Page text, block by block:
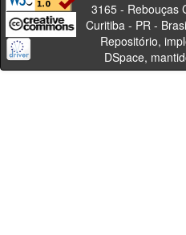
3165 - Rebouças
Curitiba -
Repositório,
DSpace,